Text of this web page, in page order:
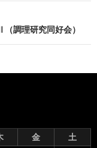
調理研究同好会）
金 土